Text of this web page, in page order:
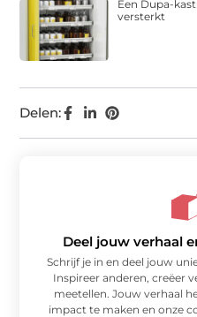
Delen:
Een Dupa-
versterkt
Deel jouw verhaal
Schrijf je in en deel jouw
Inspireer anderen, creëer
meetellen. Jouw verhaal
impact te maken en onze